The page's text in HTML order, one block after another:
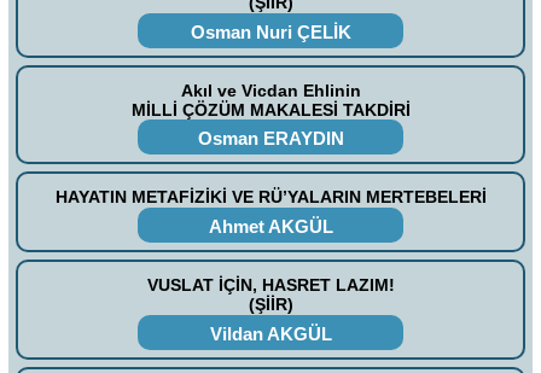
Osman Nuri ÇELİK
Akıl ve Vicdan Ehlinin
MİLLİ ÇÖZÜM MAKALESİ TAKDİRİ
Osman ERAYDIN
HAYATIN METAFİZİKİ VE RÜ’YALARIN MERTEBELERİ
Ahmet AKGÜL
VUSLAT İÇİN, HASRET LAZIM!
(ŞİİR)
Vildan AKGÜL